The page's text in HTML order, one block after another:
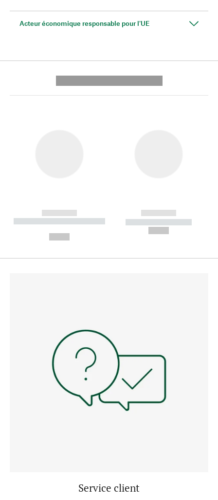
Acteur économique responsable pour l'UE
------------
----------- ----------- --------
------------
----------- -----------
Service client